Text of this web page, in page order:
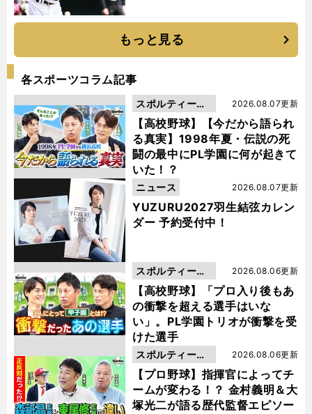
もっと見る
各スポーツコラム記事
【高校野球】【今だから語られ
る真実】1998年夏・伝説の死
闘の最中にPL学園に何が起きて
いた！？
2026.08.07更新
スポルティーバ
動画
YUZURU2027羽生結弦カレン
ダー 予約受付中！
2026.08.07更新
ニュース
【高校野球】「プロ入り後もあ
の衝撃を超える選手はいな
い」。PL学園トリオが衝撃を受
けた選手
2026.08.06更新
スポルティーバ
動画
【プロ野球】指揮官によってチ
ームが変わる！？ 金村義明＆大
塚光二が語る歴代監督エピソー
2026.08.06更新
スポルティーバ
動画